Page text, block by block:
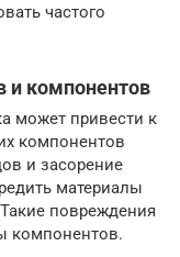
частого
и компонентов
может привести к
компонентов
и засорение
материалы
повреждения
компонентов.